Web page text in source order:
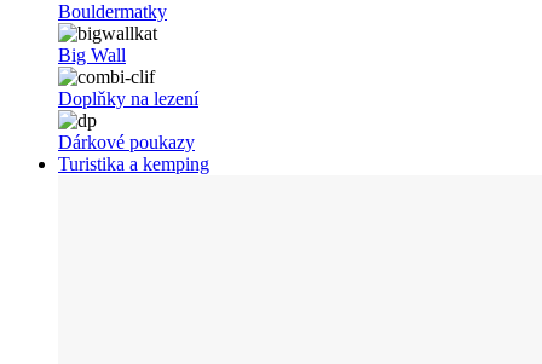
Bouldermatky
Big Wall
Doplňky na lezení
Dárkové poukazy
Turistika a kemping